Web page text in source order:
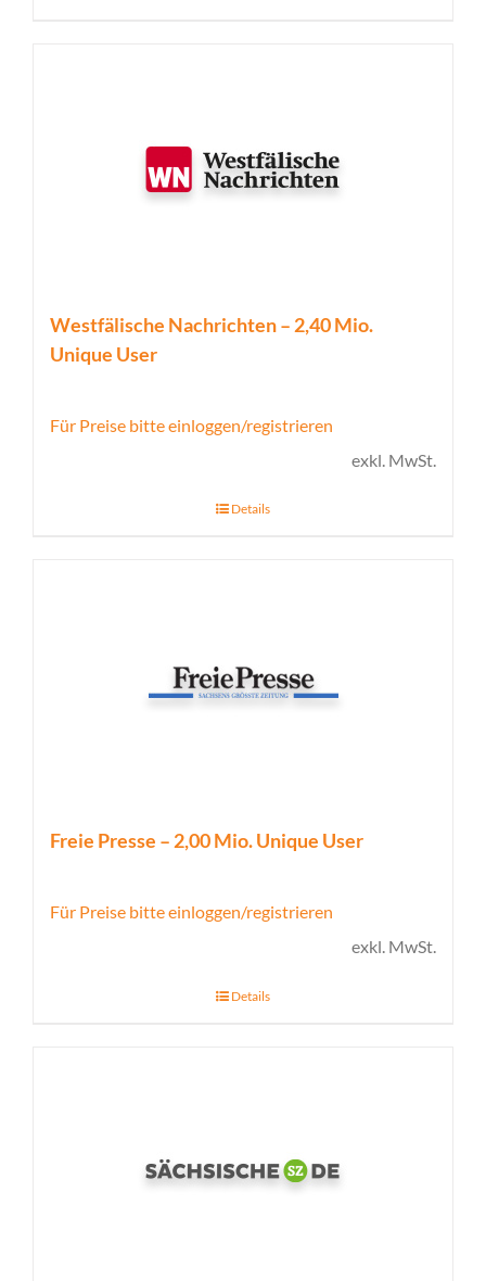
Westfälische Nachrichten – 2,40 Mio.
Unique User
Für Preise bitte einloggen/registrieren
exkl. MwSt.
Details
Freie Presse – 2,00 Mio. Unique User
Für Preise bitte einloggen/registrieren
exkl. MwSt.
Details